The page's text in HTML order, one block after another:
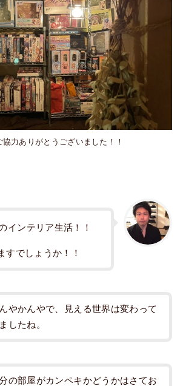
力ありがとうございました！！
インテリア生活！！
すでしょうか！！
やかんやで、見える世界は変わって
したね。
の部屋がカンペキかどうかはさてお